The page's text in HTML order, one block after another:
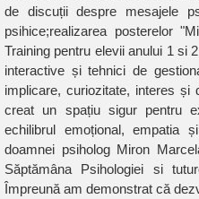
de discuții despre mesajele
psihice;realizarea posterelor
Training pentru elevii anului 1 si
interactive și tehnici de
implicare, curiozitate, interes
creat un spațiu sigur pentru
echilibrul emoțional, empatia
doamnei psiholog Miron
Săptămâna Psihologiei si
Împreună am demonstrat că